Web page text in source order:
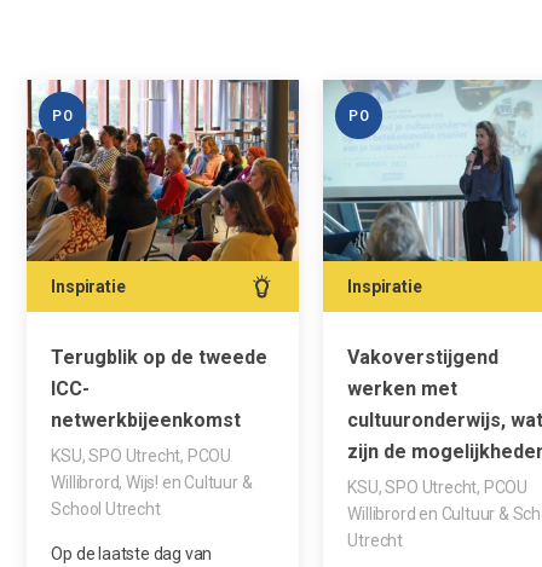
PO
Inspiratie
Terugblik op de tweede
ICC-
netwerkbijeenkomst
KSU, SPO Utrecht, PCOU
Willibrord, Wijs! en Cultuur &
School Utrecht
Op de laatste dag van
PO
Inspiratie
Vakoverstijgend
werken met
cultuuronderwijs,
zijn de
KSU, SPO Utrecht, PCOU
Willibrord en Cultuur &
Utrecht